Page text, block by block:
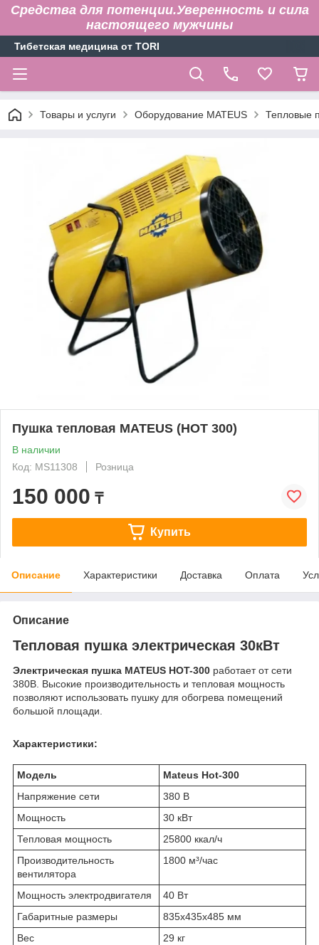
Средства для потенции.Уверенность и сила
настоящего мужчины
Тибетская медицина от TORI
Товары и услуги Оборудование MATEUS Тепловые
Пушка тепловая MATEUS (HOT 300)
В наличии
Код: MS11308
Розница
150 000 ₸
Купить
Описание Характеристики Доставка Оплата
Описание
Тепловая пушка электрическая 30кВт
Электрическая пушка MATEUS HOT-300 работает от сети
380В. Высокие производительность и тепловая мощность
позволяют использовать пушку для обогрева помещений
большой площади.
Характеристики:
Модель
Mateus Hot-300
Напряжение сети
380 В
Мощность
30 кВт
Тепловая мощность
25800 ккал/ч
Производительность
вентилятора
1800 м³/час
Мощность электродвигателя
40 Вт
Габаритные размеры
835x435x485 мм
Вес
29 кг